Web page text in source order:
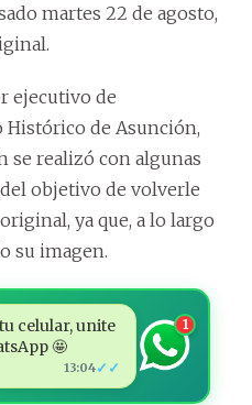
martes 22 de agosto,
ejecutivo de
de Asunción,
se realizó con algunas
objetivo de volverle
ya que, a lo largo
su imagen.
celular, unite
🤩
13:04✓✓
1